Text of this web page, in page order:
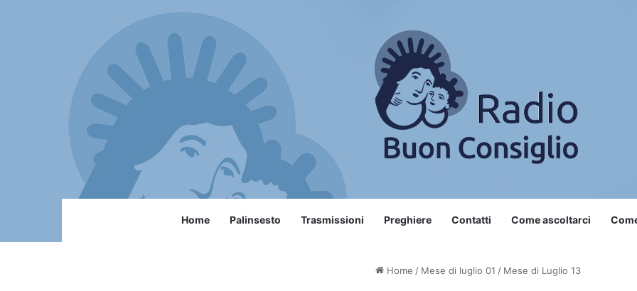
Home Palinsesto Trasmissioni Preghiere Contatti Come ascoltarci
Home / Mese di luglio 01 / Mese di Luglio 13